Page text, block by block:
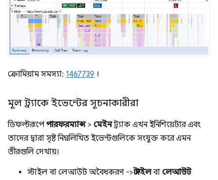
ক্রোমিয়াম সমস্যা: 1467739 ।
মূল ট্র্যাকে ইভেন্টের সূচনাকারীরা
ডিফল্টরূপেপারফরম্যান্স> মেইনট্র্যাক এখন ইনিশিয়েটার এবং
তাদের দ্বারা সৃষ্ট নিম্নলিখিত ইভেন্টগুলিকে সংযুক্ত করে এমন
তীরগুলি দেখায়।
স্টাইল বা লেআউট অবৈধকরণ ->স্টাইলবা লেআউট